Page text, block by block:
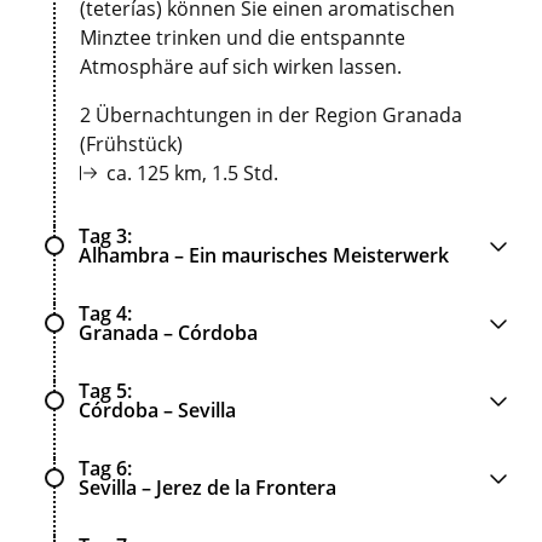
(teterías) können Sie einen aromatischen
Minztee trinken und die entspannte
Atmosphäre auf sich wirken lassen.
2 Übernachtungen in der Region Granada
(Frühstück)
ca. 125 km, 1.5 Std.
Tag 3
Alhambra – Ein maurisches Meisterwerk
Tag 4
Granada – Córdoba
Tag 5
Córdoba – Sevilla
Tag 6
Sevilla – Jerez de la Frontera